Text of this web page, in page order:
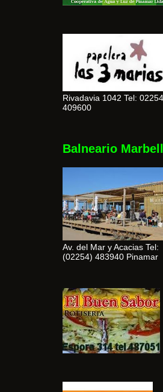
Rivadavia 1042 Tel: 02254
409600
Balneario
Av. del Mar y Acacias Tel:
(02254) 483940 Pinamar